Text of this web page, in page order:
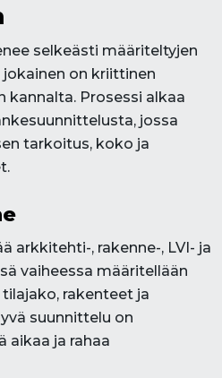
selkeästi määriteltyjen
on kriittinen
kannalta. Prosessi alkaa
jossa
tarkoitus, koko ja
arkkitehti-, rakenne-, LVI- ja
vaiheessa määritellään
rakenteet ja
suunnittelu on
aikaa ja rahaa